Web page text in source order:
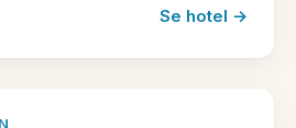
Se hotel →